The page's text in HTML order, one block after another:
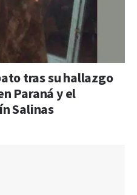
tras su hallazgo
Paraná y el
Salinas